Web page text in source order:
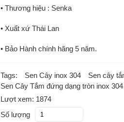
• Thương hiệu : Senka
• Xuất xứ Thái Lan
• Bảo Hành chính hãng 5 năm.
Tags: Sen Cây inox 304
Sen cây
Sen Cây Tắm đứng dạng tròn inox 304
Lượt xem: 1874
Số lượng